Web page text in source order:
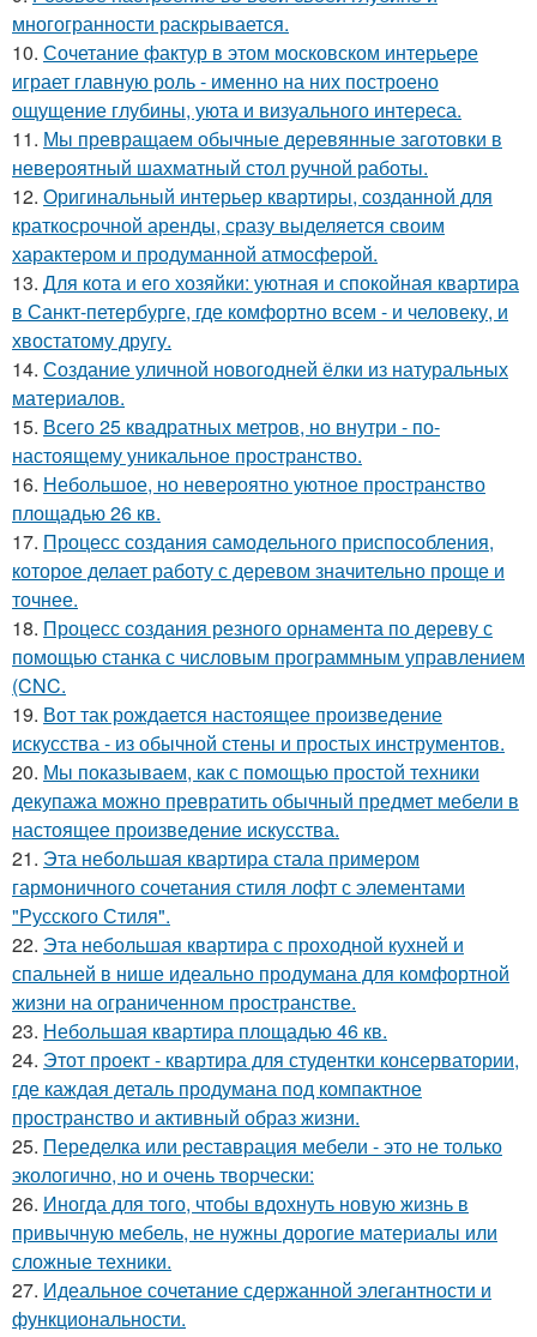
многогранности раскрывается.
10. Сочетание фактур в этом московском интерьере
играет главную роль - именно на них построено
ощущение глубины, уюта и визуального интереса.
11. Мы превращаем обычные деревянные заготовки в
невероятный шахматный стол ручной работы.
12. Оригинальный интерьер квартиры, созданной для
краткосрочной аренды, сразу выделяется своим
характером и продуманной атмосферой.
13. Для кота и его хозяйки: уютная и спокойная квартира
в Санкт-петербурге, где комфортно всем - и человеку, и
хвостатому другу.
14. Создание уличной новогодней ёлки из натуральных
материалов.
15. Всего 25 квадратных метров, но внутри - по-
настоящему уникальное пространство.
16. Небольшое, но невероятно уютное пространство
площадью 26 кв.
17. Процесс создания самодельного приспособления,
которое делает работу с деревом значительно проще и
точнее.
18. Процесс создания резного орнамента по дереву с
помощью станка с числовым программным управлением
(CNC.
19. Вот так рождается настоящее произведение
искусства - из обычной стены и простых инструментов.
20. Мы показываем, как с помощью простой техники
декупажа можно превратить обычный предмет мебели в
настоящее произведение искусства.
21. Эта небольшая квартира стала примером
гармоничного сочетания стиля лофт с элементами
"Русского Стиля".
22. Эта небольшая квартира с проходной кухней и
спальней в нише идеально продумана для комфортной
жизни на ограниченном пространстве.
23. Небольшая квартира площадью 46 кв.
24. Этот проект - квартира для студентки консерватории,
где каждая деталь продумана под компактное
пространство и активный образ жизни.
25. Переделка или реставрация мебели - это не только
экологично, но и очень творчески:
26. Иногда для того, чтобы вдохнуть новую жизнь в
привычную мебель, не нужны дорогие материалы или
сложные техники.
27. Идеальное сочетание сдержанной элегантности и
функциональности.